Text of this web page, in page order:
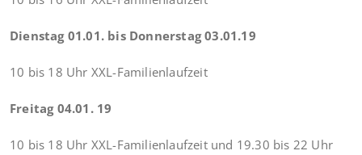
Dienstag 01.01. bis Donnerstag 03.01.19
10 bis 18 Uhr XXL-Familienlaufzeit
Freitag 04.01. 19
10 bis 18 Uhr XXL-Familienlaufzeit und 19.30 bis 22 Uhr